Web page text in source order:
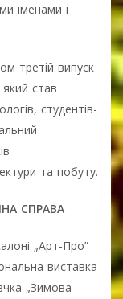
іменами і
третій випуск
став
студентів-
та побуту.
СПРАВА
„Арт-Про”
виставка
„Зимова